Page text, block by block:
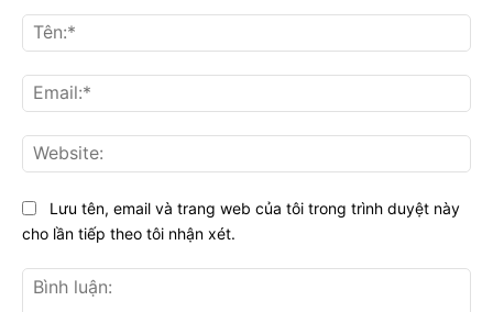
Lưu tên, email và trang web của tôi trong trình duyệt này
cho lần tiếp theo tôi nhận xét.